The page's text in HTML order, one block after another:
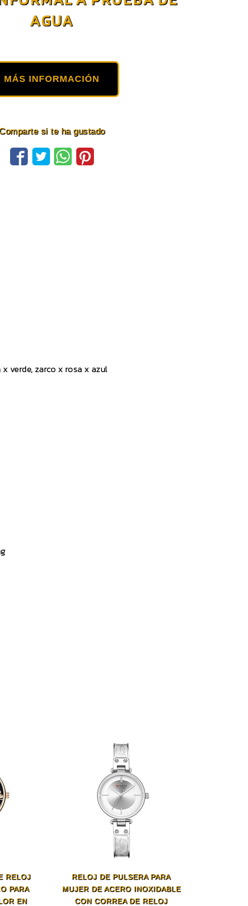
AGUA
MÁS INFORMACIÓN
si te ha gustado
verde, zarco x rosa x azul
RELOJ
PARA
EN
RELOJ DE PULSERA PARA
MUJER DE ACERO INOXIDABLE
CON CORREA DE RELOJ